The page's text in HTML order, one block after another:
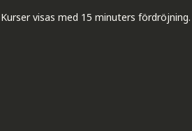
visas med 15 minuters fördröjning.